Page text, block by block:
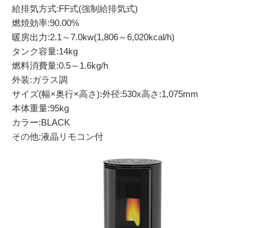
給排気方式:FF式(強制給排気式)
燃焼効率:90.00%
暖房出力:2.1～7.0kw(1,806～6,020kcal/h)
タンク容量:14kg
燃料消費量:0.5～1.6kg/h
外装:ガラス調
サイズ(幅×奥行×高さ):外径:530x高さ:1,075mm
本体重量:95kg
カラー:BLACK
その他:液晶リモコン付